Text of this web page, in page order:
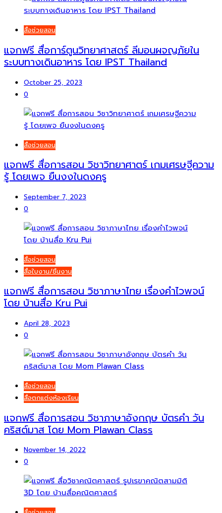
สื่อช่วยสอน
แจกฟรี สื่อการ์ตูนวิทยาศาสตร์ ลีมอนผจญภัยใน
ระบบทางเดินอาหาร โดย IPST Thailand
October 25, 2023
0
สื่อช่วยสอน
แจกฟรี สื่อการสอน วิชาวิทยาศาตร์ เกมเศรษฐีความ
รู้ โดยเพจ ยืนงงในดงครู
September 7, 2023
0
สื่อช่วยสอน
สื่อใบงาน/ชิ้นงาน
แจกฟรี สื่อการสอน วิชาภาษาไทย เรื่องคำไวพจน์
โดย บ้านสื่อ Kru Pui
April 28, 2023
0
สื่อช่วยสอน
สื่อตกแต่งห้องเรียน
แจกฟรี สื่อการสอน วิชาภาษาอังกฤษ บัตรคำ วัน
คริสต์มาส โดย Mom Plawan Class
November 14, 2022
0